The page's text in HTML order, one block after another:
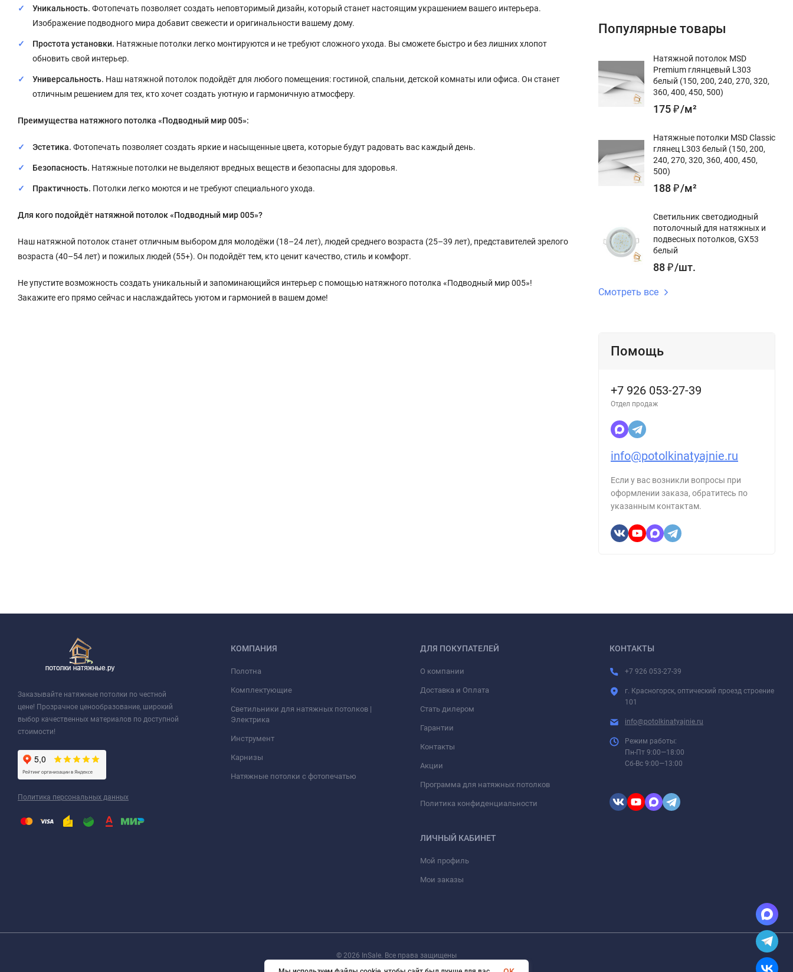
Уникальность. Фотопечать позволяет создать неповторимый дизайн, который станет настоящим украшением вашего интерьера.
Изображение подводного мира добавит свежести и оригинальности вашему дому.
Простота установки. Натяжные потолки легко монтируются и не требуют сложного ухода. Вы сможете быстро и без лишних хлопот
обновить свой интерьер.
Универсальность. Наш натяжной потолок подойдёт для любого помещения: гостиной, спальни, детской комнаты или офиса. Он станет
отличным решением для тех, кто хочет создать уютную и гармоничную атмосферу.
Преимущества натяжного потолка «Подводный мир 005»:
Эстетика. Фотопечать позволяет создать яркие и насыщенные цвета, которые будут радовать вас каждый день.
Безопасность. Натяжные потолки не выделяют вредных веществ и безопасны для здоровья.
Практичность. Потолки легко моются и не требуют специального ухода.
Для кого подойдёт натяжной потолок «Подводный мир 005»?
Наш натяжной потолок станет отличным выбором для молодёжи (18–24 лет), людей среднего возраста (25–39 лет), представителей зрелого
возраста (40–54 лет) и пожилых людей (55+). Он подойдёт тем, кто ценит качество, стиль и комфорт.
Не упустите возможность создать уникальный и запоминающийся интерьер с помощью натяжного потолка «Подводный мир 005»!
Закажите его прямо сейчас и наслаждайтесь уютом и гармонией в вашем доме!
Популярные товары
Натяжной потолок MSD
Premium глянцевый L303
белый (150, 200, 240, 270, 320,
360, 400, 450, 500)
175₽/м²
Натяжные потолки MSD Classic
глянец L303 белый (150, 200,
240, 270, 320, 360, 400, 450,
500)
188₽/м²
Светильник светодиодный
потолочный для натяжных и
подвесных потолков, GX53
белый
88₽/шт.
Смотреть все
Помощь
+7 926 053-27-39
Отдел продаж
info@potolkinatyajnie.ru
Если у вас возникли вопросы при
оформлении заказа, обратитесь по
указанным контактам.
Заказывайте натяжные потолки по честной
цене! Прозрачное ценообразование, широкий
выбор качественных материалов по доступной
стоимости!
Политика персональных данных
КОМПАНИЯ
Полотна
Комплектующие
Светильники для натяжных потолков |
Электрика
Инструмент
Карнизы
Натяжные потолки с фотопечатью
ДЛЯ ПОКУПАТЕЛЕЙ
О компании
Доставка и Оплата
Стать дилером
Гарантии
Контакты
Акции
Программа для натяжных потолков
Политика конфиденциальности
ЛИЧНЫЙ КАБИНЕТ
Мой профиль
Мои заказы
КОНТАКТЫ
+7 926 053-27-39
г. Красногорск, оптический проезд строение
101
info@potolkinatyajnie.ru
Режим работы:
Пн-Пт 9:00—18:00
Сб-Вс 9:00—13:00
© 2026 InSale. Все права защищены